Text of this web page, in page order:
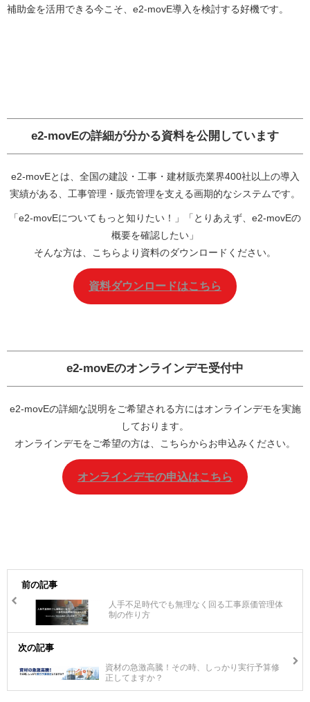
補助金を活用できる今こそ、e2-movE導入を検討する好機です。
e2-movEの詳細が分かる資料を公開しています
e2-movEとは、全国の建設・工事・建材販売業界400社以上の導入
実績がある、工事管理・販売管理を支える画期的なシステムです。
「e2-movEについてもっと知りたい！」「とりあえず、e2-movEの
概要を確認したい」
そんな方は、こちらより資料のダウンロードください。
資料ダウンロードはこちら
e2-movEのオンラインデモ受付中
e2-movEの詳細な説明をご希望される方にはオンラインデモを実施
しております。
オンラインデモをご希望の方は、こちらからお申込みください。
オンラインデモの申込はこちら
前の記事
人手不足時代でも無理なく回る工事原価管理体
制の作り方
次の記事
資材の急激高騰！その時、しっかり実行予算修
正してますか？